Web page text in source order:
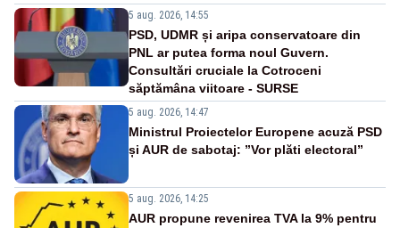
5 aug. 2026, 14:55
PSD, UDMR și aripa conservatoare din
PNL ar putea forma noul Guvern.
Consultări cruciale la Cotroceni
săptămâna viitoare - SURSE
5 aug. 2026, 14:47
Ministrul Proiectelor Europene acuză PSD
și AUR de sabotaj: ”Vor plăti electoral”
5 aug. 2026, 14:25
AUR propune revenirea TVA la 9% pentru